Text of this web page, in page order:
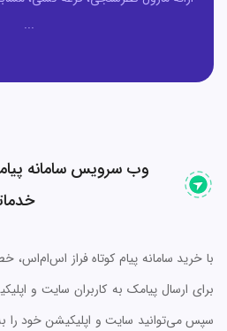
...
وب سرویس سامانه
با خرید سامانه پیام کوتاه فراز
برای ارسال پیامک به کاربران سایت و
سپس می‌توانید سایت و اپلیکیشن خود را به